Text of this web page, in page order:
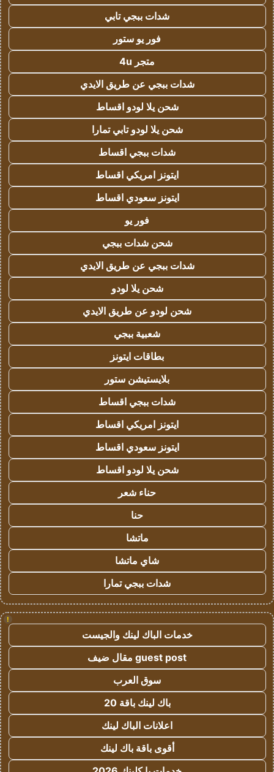
شدات ببجي تابي
فور يو ستور
متجر 4u
شدات ببجي عن طريق الايدي
شحن يلا لودو اقساط
شحن يلا لودو تابي تمارا
شدات ببجي اقساط
ايتونز امريكي اقساط
ايتونز سعودي اقساط
فور يو
شحن شدات ببجي
شدات ببجي عن طريق الايدي
شحن يلا لودو
شحن لودو عن طريق الايدي
شعبية ببجي
بطاقات ايتونز
بلايستيشن ستور
شدات ببجي اقساط
ايتونز امريكي اقساط
ايتونز سعودي اقساط
شحن يلا لودو اقساط
حناء شعر
حنا
ماتشا
شاي ماتشا
شدات ببجي تمارا
!
خدمات الباك لينك والجيست
guest post مقال ضيف
سوق العرب
باك لينك باقة 20
اعلانات الباك لينك
أقوى باقة باك لينك